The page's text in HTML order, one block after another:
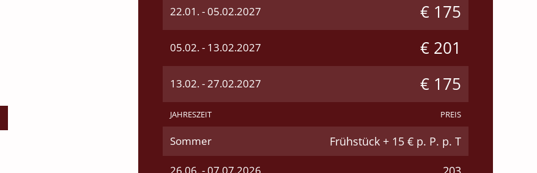
22.01. - 05.02.2027 € 175
05.02. - 13.02.2027 € 201
13.02. - 27.02.2027 € 175
JAHRESZEIT PREIS
Sommer Frühstück + 15 € p. P. p. T